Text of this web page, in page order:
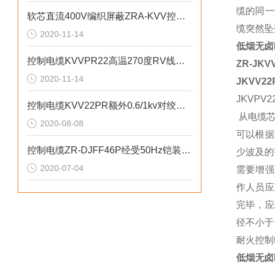
软芯直流400V编织屏蔽ZRA-KVV控制电缆
2020-11-14
控制电缆KVVPR22高温270度RV线绞合
2020-11-14
控制电缆KVV22PR额外0.6/1kv对绞对屏
2020-08-08
控制电缆ZR-DJFF46P经受50Hz铠装导体
2020-07-04
缆的同
缆突然坠
低烟无
ZR-
从电缆
可以根
少波及
需要增
作人员
完毕，
径不小
耐火控
低烟无